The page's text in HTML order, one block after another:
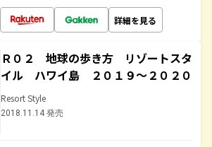
詳細を見る
Ｒ０２ 地球の歩き方 リゾートスタ
イル ハワイ島 ２０１９～２０２０
Resort Style
2018.11.14 発売